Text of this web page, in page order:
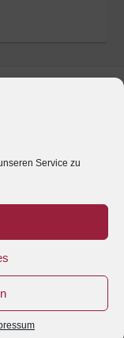
Service zu